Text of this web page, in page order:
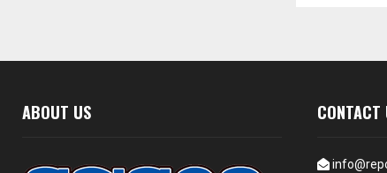
ABOUT US CONTACT